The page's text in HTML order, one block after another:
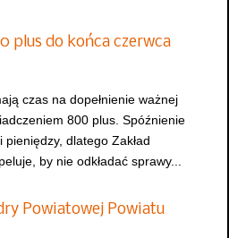
plus do końca czerwca
czas na dopełnienie ważnej
800 plus. Spóźnienie
dlatego Zakład
by nie odkładać sprawy...
Powiatowej Powiatu